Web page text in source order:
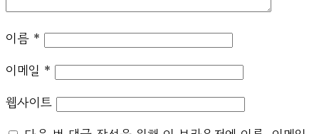
이름 *
이메일 *
웹사이트